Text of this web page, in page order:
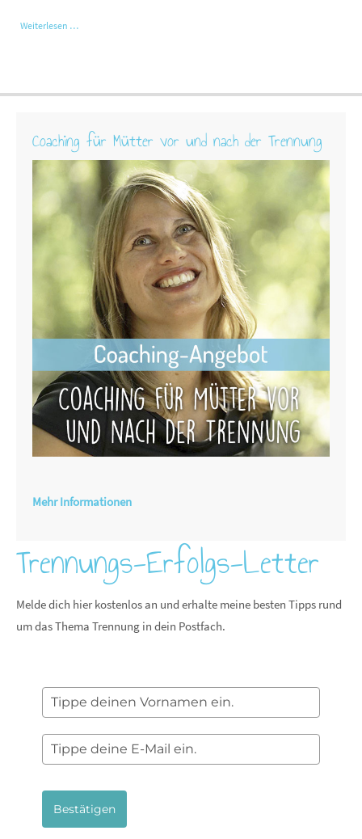
Weiterlesen …
Coaching für Mütter vor und nach der Trennung
Mehr Informationen
Trennungs-Erfolgs-Letter
Melde dich hier kostenlos an und erhalte meine besten Tipps rund
um das Thema Trennung in dein Postfach.
Bestätigen